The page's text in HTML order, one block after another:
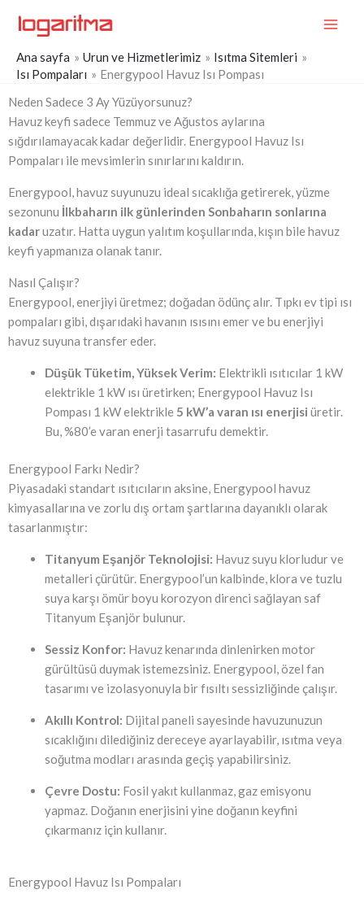
atla
Ana sayfa Urun ve Hizmetlerimiz
Isıtma Sitemleri
Isı Pompaları
Energypool Havuz Isı Pompası
Neden Sadece 3 Ay Yüzüyorsunuz?
Havuz keyfi sadece Temmuz ve Ağustos aylarına
sığdırılamayacak kadar değerlidir. Energypool Havuz Isı
Pompaları ile mevsimlerin sınırlarını kaldırın.
Energypool, havuz suyunuzu ideal sıcaklığa getirerek, yüzme
sezonunu İlkbaharın ilk günlerinden Sonbaharın sonlarına
kadaruzatır. Hatta uygun yalıtım koşullarında, kışın bile havuz
keyfi yapmanıza olanak tanır.
Nasıl Çalışır?
Energypool, enerjiyi üretmez; doğadan ödünç alır. Tıpkı ev tipi ısı
pompaları gibi, dışarıdaki havanın ısısını emer ve bu enerjiyi
havuz suyuna transfer eder.
Düşük Tüketim, Yüksek Verim: Elektrikli ısıtıcılar 1 kW
elektrikle 1 kW ısı üretirken; Energypool Havuz Isı
Pompası 1 kW elektrikle 5 kW’a varan ısı enerjisi üretir.
Bu, %80’e varan enerji tasarrufu demektir.
Energypool Farkı Nedir?
Piyasadaki standart ısıtıcıların aksine, Energypool havuz
kimyasallarına ve zorlu dış ortam şartlarına dayanıklı olarak
tasarlanmıştır:
Titanyum Eşanjör Teknolojisi: Havuz suyu klorludur ve
metalleri çürütür. Energypool’un kalbinde, klora ve tuzlu
suya karşı ömür boyu korozyon direnci sağlayan saf
Titanyum Eşanjör bulunur.
Sessiz Konfor: Havuz kenarında dinlenirken motor
gürültüsü duymak istemezsiniz. Energypool, özel fan
tasarımı ve izolasyonuyla bir fısıltı sessizliğinde çalışır.
Akıllı Kontrol: Dijital paneli sayesinde havuzunuzun
sıcaklığını dilediğiniz dereceye ayarlayabilir, ısıtma veya
soğutma modları arasında geçiş yapabilirsiniz.
Çevre Dostu: Fosil yakıt kullanmaz, gaz emisyonu
yapmaz. Doğanın enerjisini yine doğanın keyfini
çıkarmanız için kullanır.
Energypool Havuz Isı Pompaları